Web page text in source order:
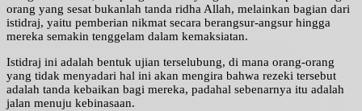
orang yang sesat bukanlah tanda ridha Allah, melainkan bagian dari
istidraj, yaitu pemberian nikmat secara berangsur-angsur hingga
mereka semakin tenggelam dalam kemaksiatan.
Istidraj ini adalah bentuk ujian terselubung, di mana orang-orang
yang tidak menyadari hal ini akan mengira bahwa rezeki tersebut
adalah tanda kebaikan bagi mereka, padahal sebenarnya itu adalah
jalan menuju kebinasaan.